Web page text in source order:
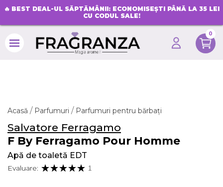
🔥 BEST DEAL-UL SĂPTĂMÂNII: ECONOMISEȘTI PÂNĂ LA 35 LEI
CU CODUL SALE!
0
Acasă Parfumuri Parfumuri pentru bărbați
Salvatore Ferragamo
F By Ferragamo Pour Homme
Apă de toaletă EDT
Evaluare: 1